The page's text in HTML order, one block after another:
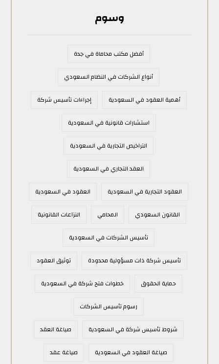
وسوم
أفضل مكتب محاماة في جدة
أنواع الشركات في النظام السعودي
أهمية العقود في السعودية إجراءات تأسيس شركة
استشارات قانونية في السعودية
التراخيص التجارية في السعودية
العقد التجاري في السعودية
العقود التجارية في السعودية العقود في السعودية
القانون السعودي المحامي النزاعات القانونية
تأسيس الشركات في السعودية
تأسيس شركة ذات مسؤولية محدودة توثيق العقود
حماية الحقوق خطوات فتح شركة في السعودية
رسوم تأسيس الشركات
شروط تأسيس شركة في السعودية صياغة العقد
صياغة العقود في السعودية صياغة عقد